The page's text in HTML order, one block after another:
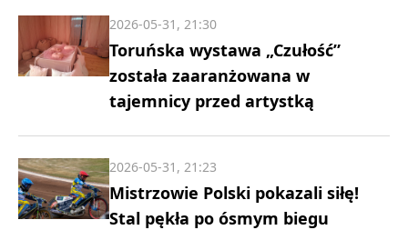
Toruńska wystawa „Czułość”
została zaaranżowana w
tajemnicy przed artystką
2026-05-31, 21:30
Mistrzowie Polski pokazali siłę!
Stal pękła po ósmym biegu
2026-05-31, 21:23